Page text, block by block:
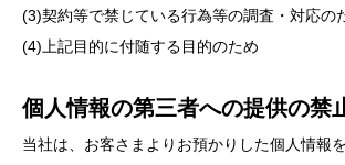
(3)契約等で禁じている行為等の調査・対応の
(4)上記目的に付随する目的のため
個人情報の第三者への提供の禁
当社は、お客さまよりお預かりした個人情報